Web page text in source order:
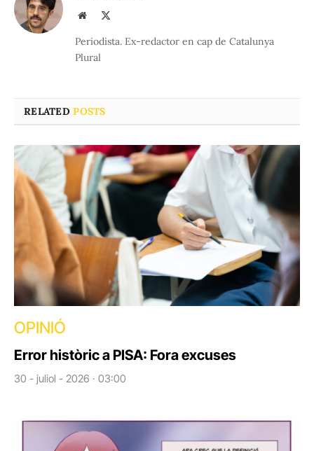
Website
Periodista. Ex-redactor en cap de Catalunya
Plural
RELATEDPOSTS
OPINIÓ
Error històric a PISA: Fora excuses
30 - juliol - 2026 · 03:00